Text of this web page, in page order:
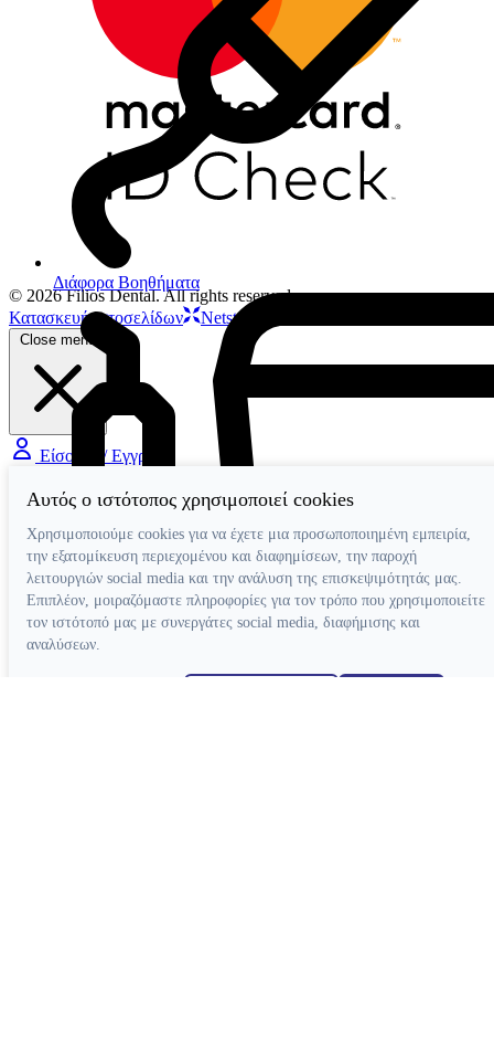
Διάφορα Βοηθήματα
© 2026 Filios Dental. All rights reserved.
Κατασκευή ιστοσελίδων
Netstudio
Close menu
Είσοδος / Εγγραφή
Αυτός ο ιστότοπος χρησιμοποιεί cookies
Χρησιμοποιούμε cookies για να έχετε μια προσωποποιημένη εμπειρία,
την εξατομίκευση περιεχομένου και διαφημίσεων, την παροχή
λειτουργιών social media και την ανάλυση της επισκεψιμότητάς μας.
Επιπλέον, μοιραζόμαστε πληροφορίες για τον τρόπο που χρησιμοποιείτε
τον ιστότοπό μας με συνεργάτες social media, διαφήμισης και
αναλύσεων.